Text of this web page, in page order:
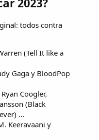
2023?
todos contra
(Tell It like a
Gaga y BloodPop
Coogler,
(Black
...
Keeravaani y